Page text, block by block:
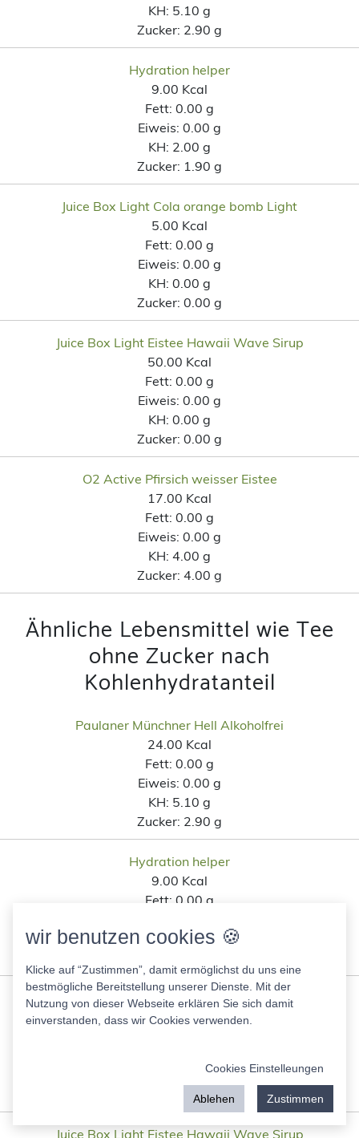
KH: 5.10 g
Zucker: 2.90 g
Hydration helper
9.00 Kcal
Fett: 0.00 g
Eiweis: 0.00 g
KH: 2.00 g
Zucker: 1.90 g
Juice Box Light Cola orange bomb Light
5.00 Kcal
Fett: 0.00 g
Eiweis: 0.00 g
KH: 0.00 g
Zucker: 0.00 g
Juice Box Light Eistee Hawaii Wave Sirup
50.00 Kcal
Fett: 0.00 g
Eiweis: 0.00 g
KH: 0.00 g
Zucker: 0.00 g
O2 Active Pfirsich weisser Eistee
17.00 Kcal
Fett: 0.00 g
Eiweis: 0.00 g
KH: 4.00 g
Zucker: 4.00 g
Ähnliche Lebensmittel wie Tee
ohne Zucker nach
Kohlenhydratanteil
Paulaner Münchner Hell Alkoholfrei
24.00 Kcal
Fett: 0.00 g
Eiweis: 0.00 g
KH: 5.10 g
Zucker: 2.90 g
Hydration helper
9.00 Kcal
Fett: 0.00 g
KH:2.00 g
Juice Box Light Cola orange bomb Light
5.00 Kcal
0.00 g
0.00 g
Juice Box Light Eistee Hawaii Wave Sirup
wir benutzen cookies 🍪
Klicke auf “Zustimmen”, damit ermöglichst du uns eine
bestmögliche Bereitstellung unserer Dienste. Mit der
Nutzung von dieser Webseite erklären Sie sich damit
einverstanden, dass wir Cookies verwenden.
Cookies Einstelleungen
Ablehen Zustimmen